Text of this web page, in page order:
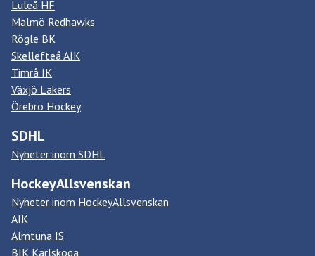
Luleå HF
Malmö Redhawks
Rögle BK
Skellefteå AIK
Timrå IK
Växjö Lakers
Örebro Hockey
SDHL
Nyheter inom SDHL
HockeyAllsvenskan
Nyheter inom HockeyAllsvenskan
AIK
Almtuna IS
BIK Karlskoga